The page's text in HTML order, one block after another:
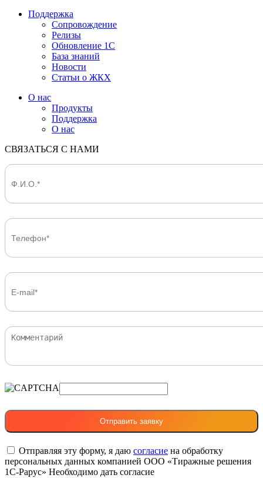
Поддержка
Сопровождение
Релизы
Обновление 1С
База знаний
Новости
Статьи о ЖКХ
О нас
Продукты
Поддержка
О нас
СВЯЗАТЬСЯ С НАМИ
Отправляя эту форму, я даю согласие на обработку
персональных данных компанией ООО «Тиражные решения
1С-Рарус» Необходимо дать согласие